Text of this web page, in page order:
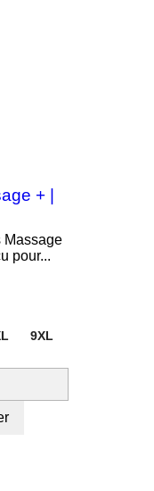
+ |
Massage
pour...
9XL